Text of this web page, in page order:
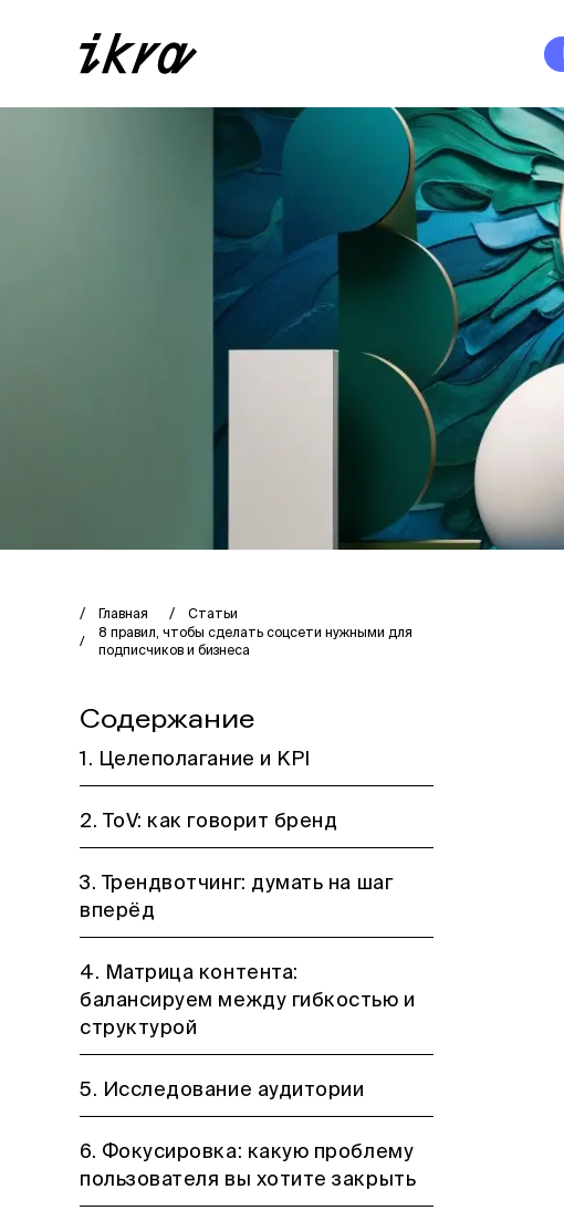
Главная
Статьи
8 правил, чтобы сделать соцсети нужными для
подписчиков и бизнеса
Содержание
1. Целеполагание и KPI
2. ToV: как говорит бренд
3. Трендвотчинг: думать на шаг
вперёд
4. Матрица контента:
балансируем между гибкостью и
структурой
5. Исследование аудитории
6. Фокусировка: какую проблему
пользователя вы хотите закрыть